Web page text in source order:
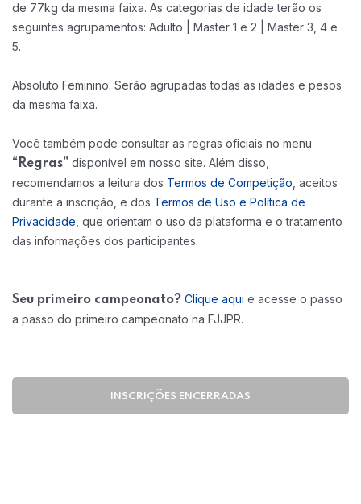
de 77kg da mesma faixa. As categorias de idade terão os
seguintes agrupamentos: Adulto | Master 1 e 2 | Master 3, 4 e
5.
Absoluto Feminino: Serão agrupadas todas as idades e pesos
da mesma faixa.
Você também pode consultar as regras oficiais no menu
“Regras” disponível em nosso site. Além disso,
recomendamos a leitura dos Termos de Competição, aceitos
durante a inscrição, e dos Termos de Uso e Política de
Privacidade, que orientam o uso da plataforma e o tratamento
das informações dos participantes.
Seu primeiro campeonato? Clique aqui e acesse o passo
a passo do primeiro campeonato na FJJPR.
INSCRIÇÕES ENCERRADAS